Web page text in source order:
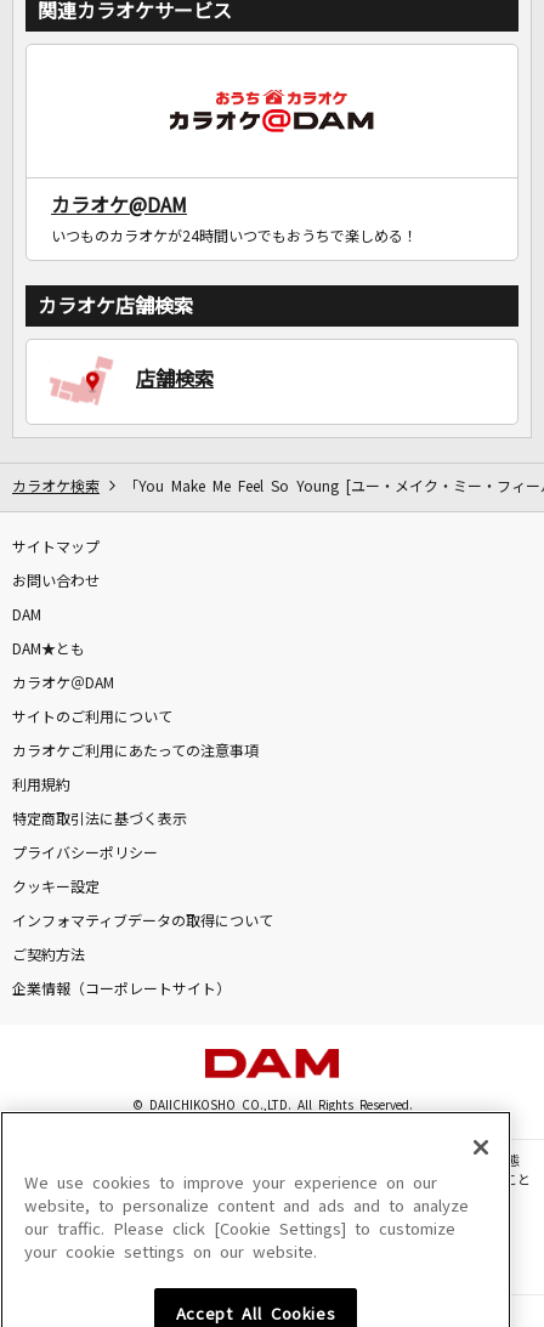
関連カラオケサービス
カラオケ@DAM
いつものカラオケが24時間いつでもおうちで楽しめる！
カラオケ店舗検索
店舗検索
カラオケ検索 「You Make Me Feel So Young [ユー・メイク・ミー・フィ
サイトマップ
お問い合わせ
DAM
DAM★とも
カラオケ＠DAM
サイトのご利用について
カラオケご利用にあたっての注意事項
利用規約
特定商取引法に基づく表示
プライバシーポリシー
クッキー設定
インフォマティブデータの取得について
ご契約方法
企業情報（コーポレートサイト）
© DAIICHIKOSHO CO.,LTD. All Rights Reserved.
このサイトに掲載されている一切の文章・画像・写真・動画・音声等を、手段や形態
を問わず、著作権法の定める範囲を超えて無断で複製、転載、ファイル化などすること
を禁じます。
楽曲及びコンテンツは、機種によりご利用いただけない場合があります。
楽曲及びコンテンツの配信日、配信内容が変更になる場合があります。
We use cookies to improve your experience on our
website, to personalize content and ads and to analyze
our traffic. Please click [Cookie Settings] to customize
your cookie settings on our website.
Accept All Cookies